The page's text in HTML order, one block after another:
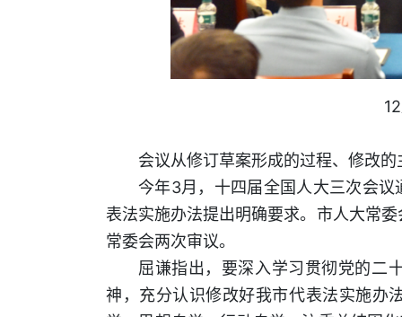
会议从修订草案形成的过程、修改
今年3月，十四届全国人大三次会
表法实施办法提出明确要求。市人大常
常委会两次审议。
屈谦指出，要深入学习贯彻党的二
神，充分认识修改好我市代表法实施办